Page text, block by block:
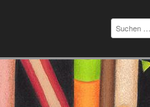
Suchen
nach: